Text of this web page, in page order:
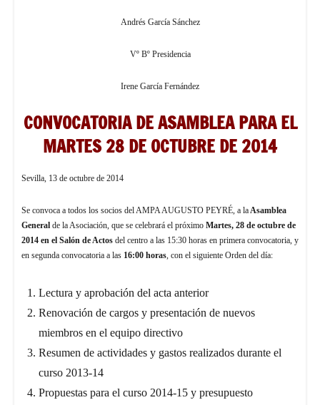
Andrés García Sánchez
Vº Bº Presidencia
Irene García Fernández
CONVOCATORIA DE ASAMBLEA PARA EL
MARTES 28 DE OCTUBRE DE 2014
Sevilla, 13 de octubre de 2014
Se convoca a todos los socios del AMPA AUGUSTO PEYRÉ, a laAsamblea
General de la Asociación, que se celebrará el próximo Martes, 28 de octubre de
2014 en el Salón de Actos del centro a las 15:30 horas en primera convocatoria, y
en segunda convocatoria a las 16:00 horas, con el siguiente Orden del día:
Lectura y aprobación del acta anterior
Renovación de cargos y presentación de nuevos
miembros en el equipo directivo
Resumen de actividades y gastos realizados durante el
curso 2013-14
Propuestas para el curso 2014-15 y presupuesto